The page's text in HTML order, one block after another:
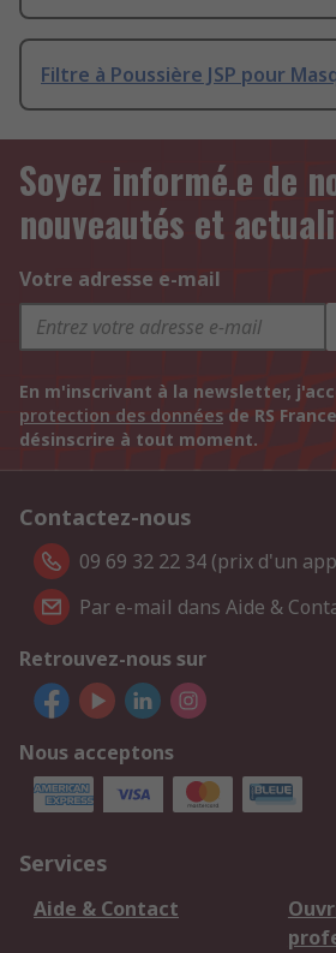
Filtre à Poussière JSP pour
Soyez informé.e de
nouveautés et
Votre adresse e-mail
En m'inscrivant à la newsletter,
protection des données de RS
désinscrire à tout moment.
Contactez-nous
09 69 32 22 34 (prix d'un
Par e-mail dans Aide &
Retrouvez-nous sur
Nous acceptons
Services
Aide & Contact